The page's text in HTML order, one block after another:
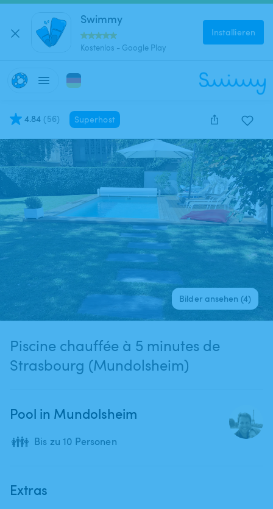
Swimmy
Kostenlos - Google Play
Installieren
4.84 (56) Superhost
Bilder ansehen (4)
Piscine chauffée à 5 minutes de
Strasbourg (Mundolsheim)
Pool in Mundolsheim
👪 Bis zu 10 Personen
Extras